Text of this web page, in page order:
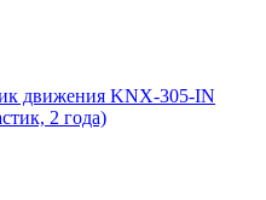
движения KNX-305-IN
2 года)